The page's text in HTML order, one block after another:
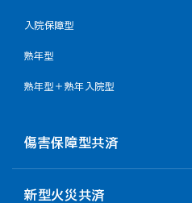
入院保障型
熟年型
熟年型＋熟年入院型
傷害保障型共済
新型火災共済